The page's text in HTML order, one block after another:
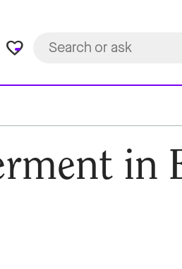
favorite_border
in